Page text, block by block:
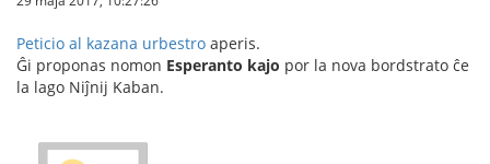
Peticio al kazana urbestro aperis.
Ĝi proponas nomon Esperanto kajo por la nova bordstrato ĉe
la lago Niĵnij Kaban.